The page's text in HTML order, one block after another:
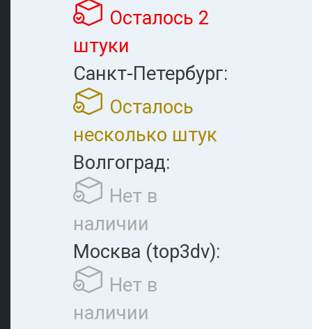
Осталось 2
штуки
Санкт-Петербург:
Осталось
несколько штук
Волгоград:
Нет в
наличии
Москва (top3dv):
Нет в
наличии